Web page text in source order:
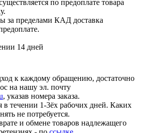
по предоплате товара
за пределами КАД доставка
14 дней
к каждому обращению, достаточно
на нашу эл. почту
, указав номера заказа.
течении 1-3ёх рабочих дней. Каких
не потребуется.
и обмене товаров надлежащего